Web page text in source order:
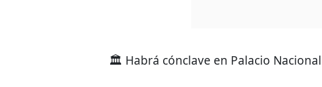
🏛️ Habrá cónclave en Palacio